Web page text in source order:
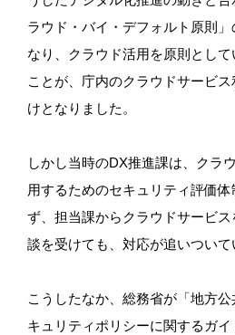
ラウド・バイ・デフォルト原則
なり、クラウド活用を原則とし
ことが、庁内のクラウドサービ
けとなりました。
しかし当時のDX推進課は、クラ
用するためのセキュリティ評価
ず、担当課からクラウドサービ
談を受けても、対応が追いついて
こうしたなか、総務省が「地方
キュリティポリシーに関するガ